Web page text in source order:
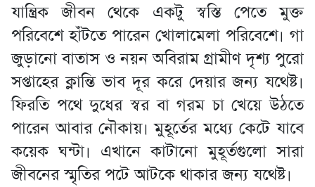
যান্ত্রিক জীবন থেকে একটু স্বস্তি পেতে মুক্ত
পরিবেশে হাঁটতে পারেন খোলামেলা পরিবেশে। গা
জুড়ানো বাতাস ও নয়ন অবিরাম গ্রামীণ দৃশ্য পুরো
সপ্তাহের ক্লান্তি ভাব দূর করে দেয়ার জন্য যথেষ্ট।
ফিরতি পথে দুধের স্বর বা গরম চা খেয়ে উঠতে
পারেন আবার নৌকায়। মুহূর্তের মধ্যে কেটে যাবে
কয়েক ঘন্টা। এখানে কাটানো মুহূর্তগুলো সারা
জীবনের স্মৃতির পটে আটকে থাকার জন্য যথেষ্ট।